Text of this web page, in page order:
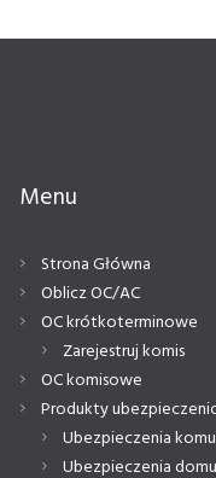
Menu
Strona Główna
Oblicz OC/AC
OC krótkoterminowe
Zarejestruj komis
OC komisowe
Produkty
Ubezpieczenia
Ubezpieczenia